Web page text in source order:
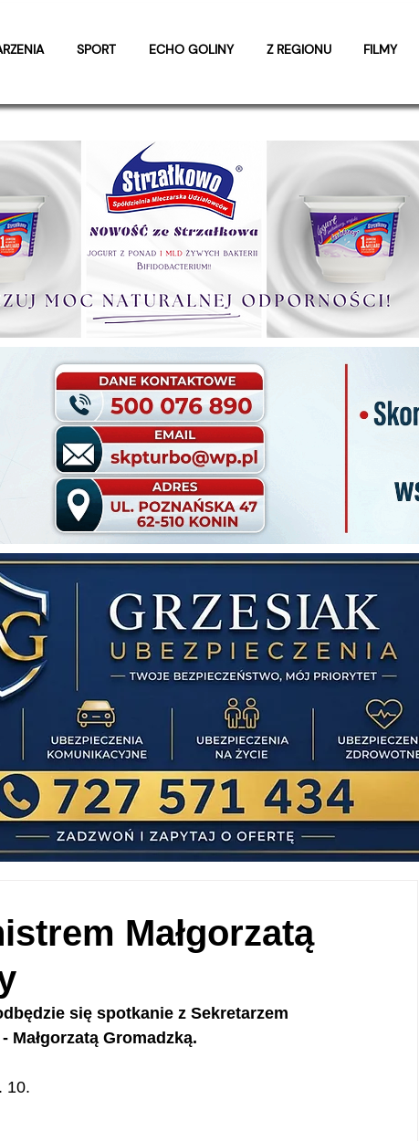
SPORT ECHO GOLINY Z REGIONU FILMY
Małgorzatą
się spotkanie z Sekretarzem
Gromadzką.
10.